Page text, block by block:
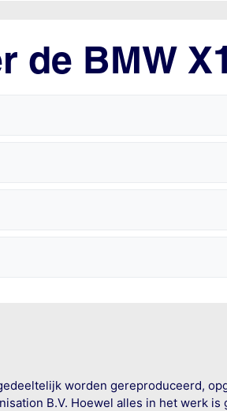
de BMW X1
worden gereproduceerd,
B.V. Hoewel alles in het werk